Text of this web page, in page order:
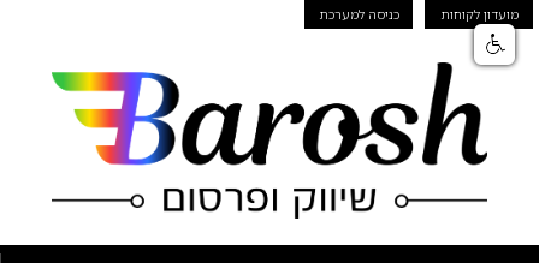
מועדון לקוחות כניסה למערכת